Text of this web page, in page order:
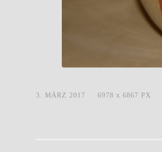
2016_Engobe_Terra_Puenkt_02.jpg
3. MÄRZ 2017 6978 x 6867 PX